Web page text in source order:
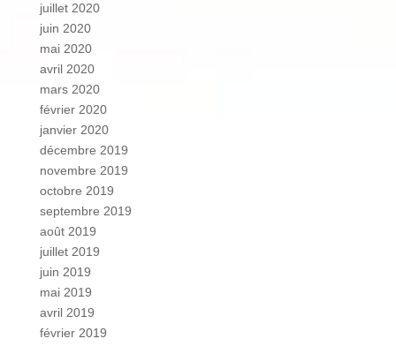
juillet 2020
juin 2020
mai 2020
avril 2020
mars 2020
février 2020
janvier 2020
décembre 2019
novembre 2019
octobre 2019
septembre 2019
août 2019
juillet 2019
juin 2019
mai 2019
avril 2019
février 2019